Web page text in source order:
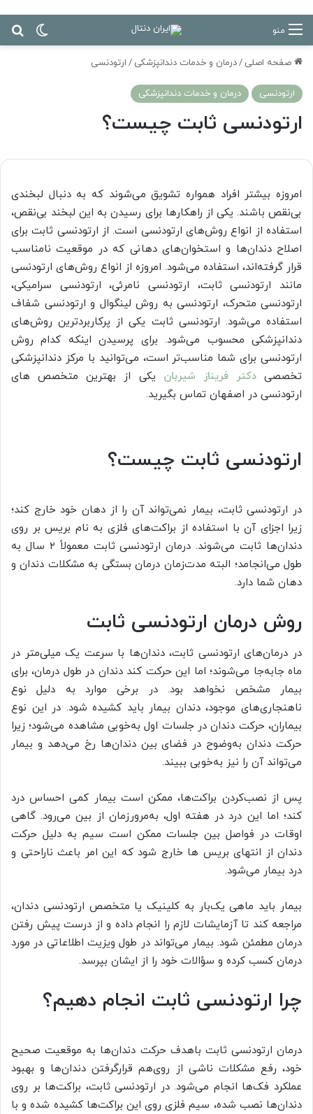
تغییر منو
صفحه اصلی /درمان‌ و خدمات دندانپزشکی / ارتودنسی
ارتودنسی درمان‌ و خدمات دندانپزشکی
ارتودنسی ثابت چیست؟
امروزه بیشتر افراد همواره تشویق می‌شوند که به دنبال لبخندی
بی‌نقص باشند. یکی از راهکارها برای رسیدن به این لبخند بی‌نقص،
استفاده از انواع روش‌های ارتودنسی است. از ارتودنسی ثابت برای
اصلاح دندان‌ها و استخوان‌های دهانی که در موقعیت نامناسب
قرار گرفته‌اند، استفاده می‌شود. امروزه از انواع روش‌های ارتودنسی
مانند ارتودنسی ثابت، ارتودنسی نامرئی، ارتودنسی سرامیکی،
ارتودنسی متحرک، ارتودنسی به روش لینگوال و ارتودنسی شفاف
استفاده می‌شود. ارتودنسی ثابت یکی از پرکاربردترین روش‌های
دندانپزشکی محسوب می‌شود. برای پرسیدن اینکه کدام روش
ارتودنسی برای شما مناسب‌تر است، می‌توانید با مرکز دندانپزشکی
تخصصیدکتر فریناز شیربان یکی از بهترین متخصص های
ارتودنسی در اصفهان تماس بگیرید.
ارتودنسی ثابت چیست؟
در ارتودنسی ثابت، بیمار نمی‌تواند آن را از دهان خود خارج کند؛
زیرا اجزای آن با استفاده از براکت‌های فلزی به نام بریس بر روی
دندان‌ها ثابت می‌شوند. درمان ارتودنسی ثابت معمولاً ۲ سال به
طول می‌انجامد؛ البته مدت‌زمان درمان بستگی به مشکلات دندان و
دهان شما دارد.
روش درمان ارتودنسی ثابت
در درمان‌های ارتودنسی ثابت، دندان‌ها با سرعت یک میلی‌متر در
ماه جابه‌جا می‌شوند؛ اما این حرکت کند دندان در طول درمان، برای
بیمار مشخص نخواهد بود. در برخی موارد به دلیل نوع
ناهنجاری‌های موجود، دندان بیمار باید کشیده شود. در این نوع
بیماران، حرکت دندان در جلسات اول به‌خوبی مشاهده می‌شود؛ زیرا
حرکت دندان به‌وضوح در فضای بین دندان‌ها رخ می‌دهد و بیمار
می‌تواند آن را نیز به‌خوبی ببیند.
پس از نصب‌کردن براکت‌ها، ممکن است بیمار کمی احساس درد
کند؛ اما این درد در هفته اول، به‌مرورزمان از بین می‌رود. گاهی
اوقات در فواصل بین جلسات ممکن است سیم به دلیل حرکت
دندان از انتهای بریس ها خارج شود که این امر باعث ناراحتی و
درد بیمار می‌شود.
بیمار باید ماهی یک‌بار به کلینیک یا متخصص ارتودنسی دندان،
مراجعه کند تا آزمایشات لازم را انجام داده و از درست پیش رفتن
درمان مطمئن شود. بیمار می‌تواند در طول ویزیت اطلاعاتی در مورد
درمان کسب کرده و سؤالات خود را از ایشان بپرسد.
چرا ارتودنسی ثابت انجام دهیم؟
درمان ارتودنسی ثابت باهدف حرکت دندان‌ها به موقعیت صحیح
خود، رفع مشکلات ناشی از روی‌هم قرارگرفتن دندان‌ها و بهبود
عملکرد فک‌ها انجام می‌شود. در ارتودنسی ثابت، براکت‌ها بر روی
دندان‌ها نصب شده، سیم فلزی روی این براکت‌ها کشیده شده و با